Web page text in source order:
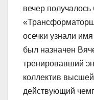
вечер получалось
осечки узнали
был назначен
тренировавший
коллектив
действующий